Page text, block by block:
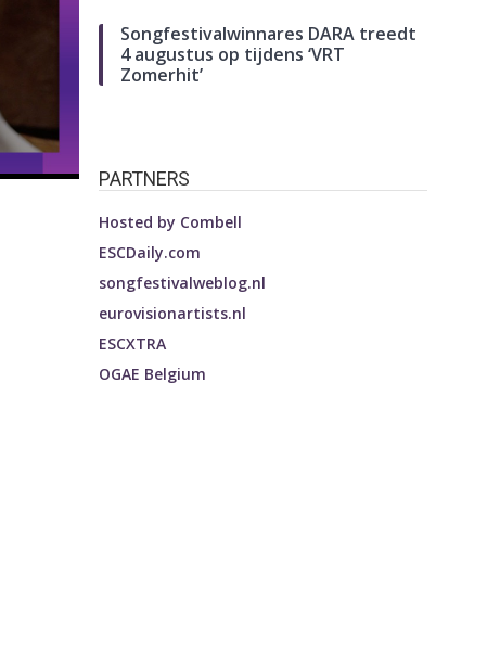
Songfestivalwinnares DARA treedt
4 augustus op tijdens ‘VRT
Zomerhit’
PARTNERS
Hosted by Combell
ESCDaily.com
songfestivalweblog.nl
eurovisionartists.nl
ESCXTRA
OGAE Belgium